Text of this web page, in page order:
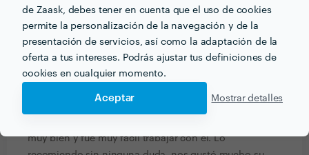
de Zaask, debes tener en cuenta que el uso de cookies
permite la personalización de la navegación y de la
presentación de servicios, así como la adaptación de la
oferta a tus intereses. Podrás ajustar tus definiciones de
cookies en cualquier momento.
Aceptar Mostrar detalles
Zaask
reforma de casa
decoró el salón, la cocina, los dormitorios, el
muy bien y fue muy fácil trabajar con el. Lo